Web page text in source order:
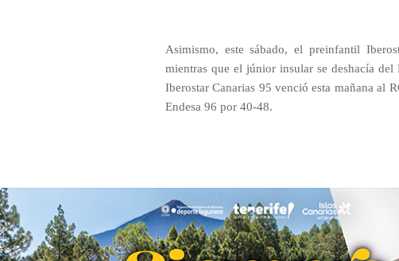
Asimismo, este sábado, el preinfantil
mientras que el júnior insular se deshacía
Iberostar Canarias 95 venció esta mañana al
Endesa 96 por 40-48.